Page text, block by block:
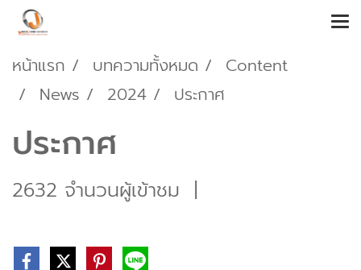
หน้าแรก บทความทั้งหมด
Content
News
2024 ประกาศ
ประกาศ
2632 จำนวนผู้เข้าชม |